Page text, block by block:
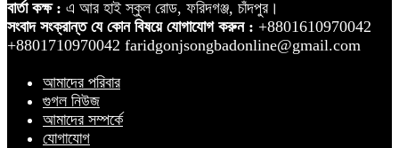
বার্তা কক্ষ : এ আর হাই স্কুল রোড, ফরিদগঞ্জ, চাঁদপুর।
সংবাদ সংক্রান্ত যে কোন বিষয়ে যোগাযোগ করুন : +8801610970042
+8801710970042 faridgonjsongbadonline@gmail.com
আমাদের পরিবার
গুগল নিউজ
আমাদের সম্পর্কে
যোগাযোগ